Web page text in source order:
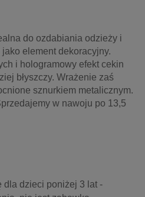
do ozdabiania odzieży i
element dekoracyjny.
i hologramowy efekt cekin
błyszczy. Wrażenie zaś
sznurkiem metalicznym.
w nawoju po 13,5
dla dzieci poniżej 3 lat -